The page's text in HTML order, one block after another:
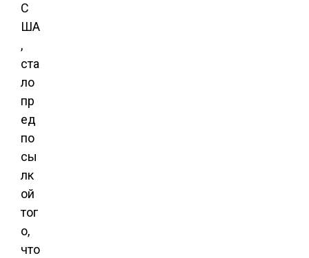
С
ША
,
ста
ло
пр
ед
по
сы
лк
ой
тог
о,
что